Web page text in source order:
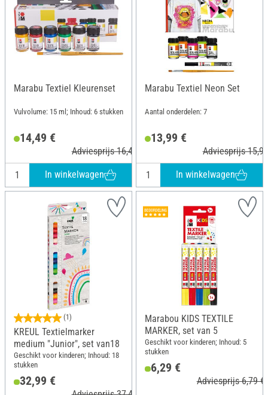
Marabu Textiel Kleurenset
Vulvolume: 15 ml; Inhoud: 6 stukken
14,49 €
Adviesprijs 16,49 €
In winkelwagen
Marabu Textiel Neon Set
Aantal onderdelen: 7
13,99 €
Adviesprijs
In winkelwagen
(1)
KREUL Textielmarker
medium "Junior", set van18
Geschikt voor kinderen; Inhoud: 18
stukken
32,99 €
Marabou KIDS TEXTILE
MARKER, set van 5
Geschikt voor kinderen; Inhoud: 5
stukken
6,29 €
Adviesprijs 6,79 €